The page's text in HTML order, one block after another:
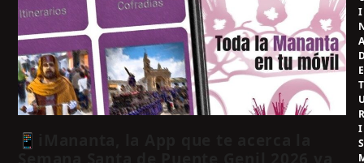
📱iMananta, la App que te acerca la
I
E
T
I
S